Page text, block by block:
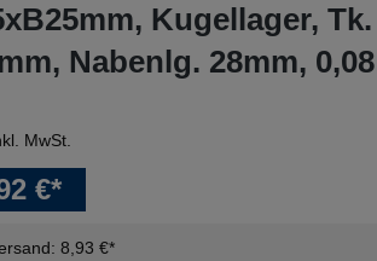
Kugellager,
Nabenlg. 28mm,
€*
8,93 €*
MwSt.